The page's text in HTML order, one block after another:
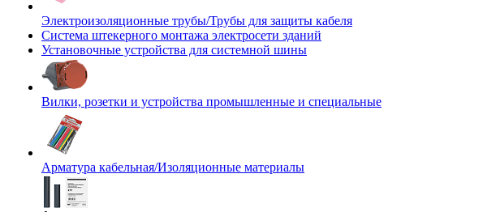
Электроизоляционные трубы/Трубы для защиты кабеля
Система штекерного монтажа электросети зданий
Установочные устройства для системной шины
Вилки, розетки и устройства промышленные и специальные
Арматура кабельная/Изоляционные материалы